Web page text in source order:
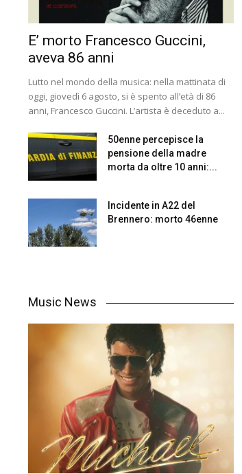
E’ morto Francesco Guccini,
aveva 86 anni
Lutto nel mondo della musica: nella mattinata di
oggi, giovedì 6 agosto, si è spento all’età di 86
anni, Francesco Guccini. L’artista è deceduto a...
50enne percepisce la
pensione della madre
morta da oltre 10 anni:...
Incidente in A22 del
Brennero: morto 46enne
Music News